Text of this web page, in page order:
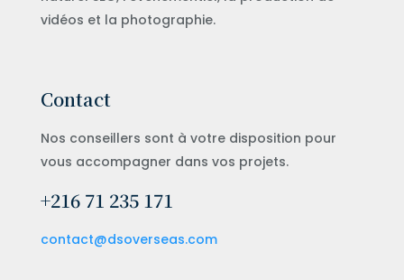
vidéos et la photographie.
Contact
Nos conseillers sont à votre disposition pour
vous accompagner dans vos projets.
+216 71 235 171
contact@dsoverseas.com